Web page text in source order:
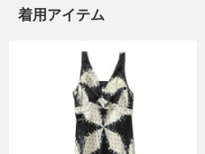
着用アイテム